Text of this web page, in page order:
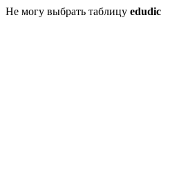
Не могу выбрать таблицу edudic